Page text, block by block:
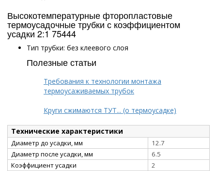
Высокотемпературные фторопластовые
термоусадочные трубки с коэффициентом
усадки 2:1 75444
Тип трубки: без клеевого слоя
Полезные статьи
Требования к технологии монтажа
термоусаживаемых трубок
Круги сжимаются ТУТ... (о термоусадке)
Технические характеристики
Диаметр до усадки, мм
12.7
Диаметр после усадки, мм
6.5
Коэффициент усадки
2